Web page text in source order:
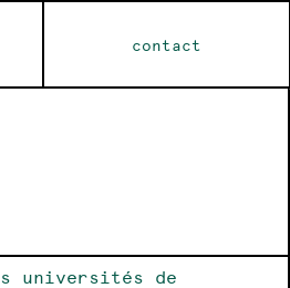
contact
universités de